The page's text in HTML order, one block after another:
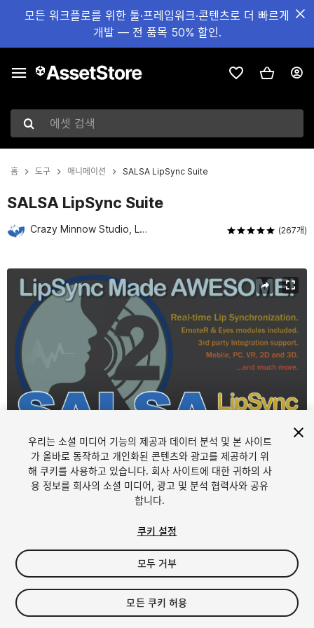
모든 워크플로를 위한 툴·프레임워크·콘텐츠로 더 빠르게
개발 — 전 품목 50% 할인.
에셋 검색
홈 도구 애니메이션 SALSA LipSync Suite
SALSA LipSync Suite
Crazy Minnow Studio, LLC (267개)
현재 슬라이드: 1 / 5
1/5
$45
Seat
우리는 소셜 미디어 기능의 제공과 데이터 분석 및 본 사이트
가 올바로 동작하고 개인화된 콘텐츠와 광고를 제공하기 위
해 쿠키를 사용하고 있습니다. 회사 사이트에 대한 귀하의 사
용 정보를 회사의 소셜 미디어, 광고 및 분석 협력사와 공유
합니다.
쿠키 설정
모두 거부
모든 쿠키 허용